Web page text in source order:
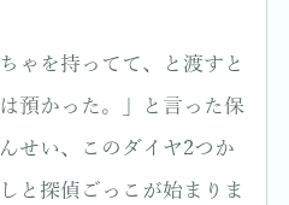
ゃを持ってて、と渡すと
預かった。」と言った保
せい、このダイヤ2つか
と探偵ごっこが始まりま